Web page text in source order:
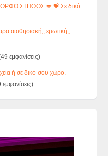
ΣΤΗΘΟΣ 💋 💝 Σε δικό
αισθησιακή,, ερωτική,,
εμφανίσεις)
ή σε δικό σου χώρο.
εμφανίσεις)